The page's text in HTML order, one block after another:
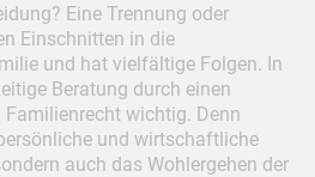
Eine Trennung oder
Einschnitten in die
und hat vielfältige Folgen. In
Beratung durch einen
wichtig. Denn
und wirtschaft­liche
auch das Wohlergehen der